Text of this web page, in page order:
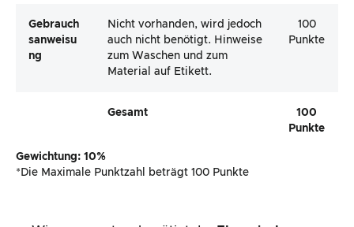
Gebrauch
Sanweisu
Ng
Nicht vorhanden, wird jedoch
auch nicht benötigt. Hinweise
zum Waschen und zum
Material auf Etikett.
100
Punkte
Gesamt
100
Punkte
Gewichtung: 10%
*Die Maximale Punktzahl beträgt 100 Punkte